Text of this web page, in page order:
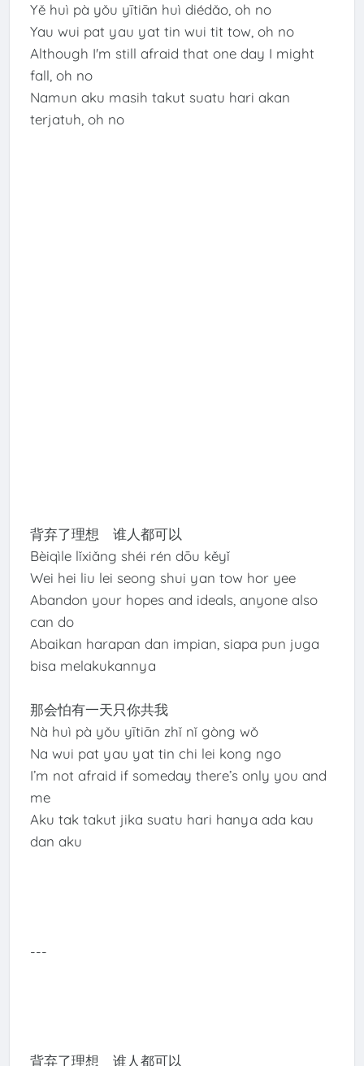
Yě huì pà yǒu yītiān huì diédǎo, oh no
Yau wui pat yau yat tin wui tit tow, oh no
Although I'm still afraid that one day I might
fall, oh no
Namun aku masih takut suatu hari akan
terjatuh, oh no
背弃了理想 谁人都可以
Bèiqìle lǐxiǎng shéi rén dōu kěyǐ
Wei hei liu lei seong shui yan tow hor yee
Abandon your hopes and ideals, anyone also
can do
Abaikan harapan dan impian, siapa pun juga
bisa melakukannya
那会怕有一天只你共我
Nà huì pà yǒu yītiān zhǐ nǐ gòng wǒ
Na wui pat yau yat tin chi lei kong ngo
I’m not afraid if someday there’s only you and
me
Aku tak takut jika suatu hari hanya ada kau
dan aku
---
背弃了理想 谁人都可以